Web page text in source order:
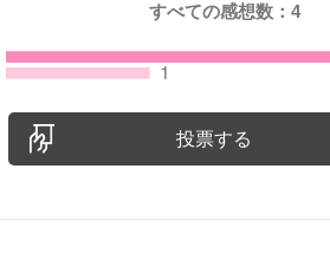
すべての感想数：4
投票する